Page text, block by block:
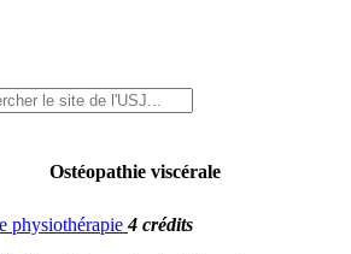
Ostéopathie viscérale
physiothérapie4 crédits